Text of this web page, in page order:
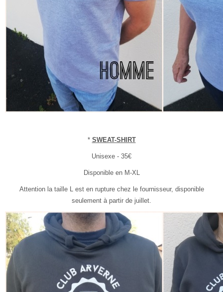
* SWEAT-SHIRT
Unisexe - 35€
Disponible en M-XL
Attention la taille L est en rupture chez le fournisseur, disponible
seulement à partir de juillet.